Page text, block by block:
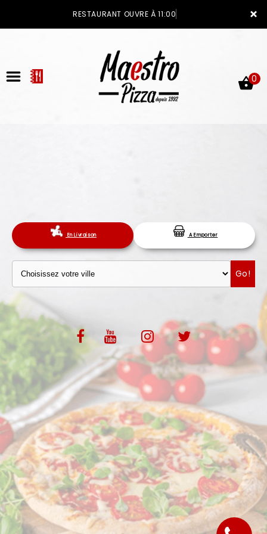
×
RESTAURANT OUVRE À 11:00
VOTRE COMPTE
NOTRE RESTAURANT
VOS AVIS
MENTIONS LÉGALES
0
En Livraison A Emporter
Go!